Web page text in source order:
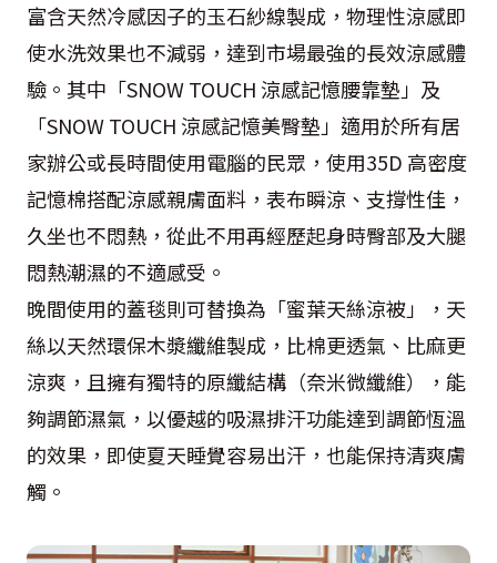
富含天然冷感因子的玉石紗線製成，物理性涼感即
使水洗效果也不減弱，達到市場最強的長效涼感體
驗。其中「SNOW TOUCH 涼感記憶腰靠墊」及
「SNOW TOUCH 涼感記憶美臀墊」適用於所有居
家辦公或長時間使用電腦的民眾，使用35D 高密度
記憶棉搭配涼感親膚面料，表布瞬涼、支撐性佳，
久坐也不悶熱，從此不用再經歷起身時臀部及大腿
悶熱潮濕的不適感受。
晚間使用的蓋毯則可替換為「蜜葉天絲涼被」，天
絲以天然環保木漿纖維製成，比棉更透氣、比麻更
涼爽，且擁有獨特的原纖結構（奈米微纖維），能
夠調節濕氣，以優越的吸濕排汗功能達到調節恆溫
的效果，即使夏天睡覺容易出汗，也能保持清爽膚
觸。